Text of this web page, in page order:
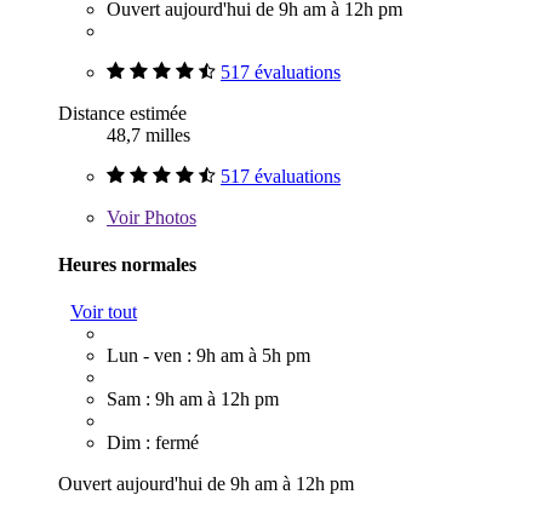
Ouvert aujourd'hui de 9h am à 12h pm
517 évaluations
Distance estimée
48,7 milles
517 évaluations
VoirPhotos
Heures normales
Voir tout
Lun - ven : 9h am à 5h pm
Sam : 9h am à 12h pm
Dim : fermé
Ouvert aujourd'hui de 9h am à 12h pm